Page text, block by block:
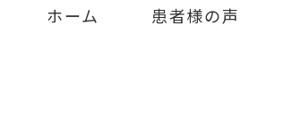
ホーム 患者様の声